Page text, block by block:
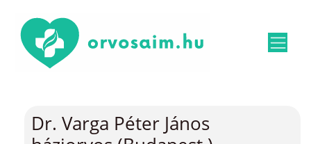
Dr. Varga Péter János